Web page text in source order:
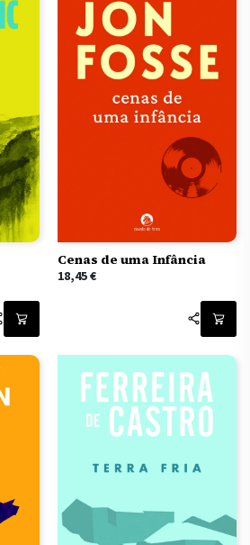
Cenas de uma Infância
18,45€